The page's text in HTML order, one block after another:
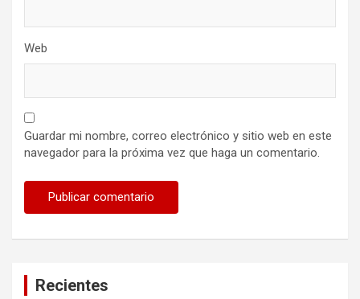
Web
Guardar mi nombre, correo electrónico y sitio web en este
navegador para la próxima vez que haga un comentario.
Recientes